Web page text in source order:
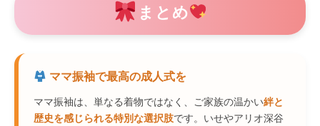
まとめ
ママ振袖で最高の成人式を
ママ振袖は、単なる着物ではなく、ご家族の温かい絆と
歴史を感じられる特別な選択肢です。いせやアリオ深谷